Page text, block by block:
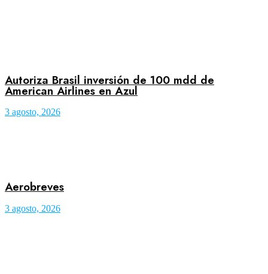
Autoriza Brasil inversión de 100 mdd de
American Airlines en Azul
3 agosto, 2026
Aerobreves
3 agosto, 2026